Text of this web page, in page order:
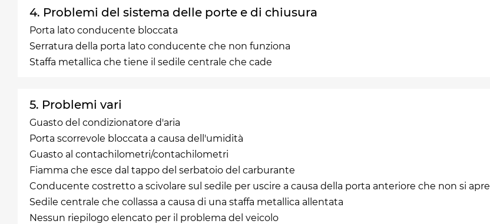
4. Problemi del sistema delle porte e di chiusura
Porta lato conducente bloccata
Serratura della porta lato conducente che non funziona
Staffa metallica che tiene il sedile centrale che cade
5. Problemi vari
Guasto del condizionatore d'aria
Porta scorrevole bloccata a causa dell'umidità
Guasto al contachilometri/contachilometri
Fiamma che esce dal tappo del serbatoio del carburante
Conducente costretto a scivolare sul sedile per uscire a causa della porta anteriore che non si apre
Sedile centrale che collassa a causa di una staffa metallica allentata
Nessun riepilogo elencato per il problema del veicolo